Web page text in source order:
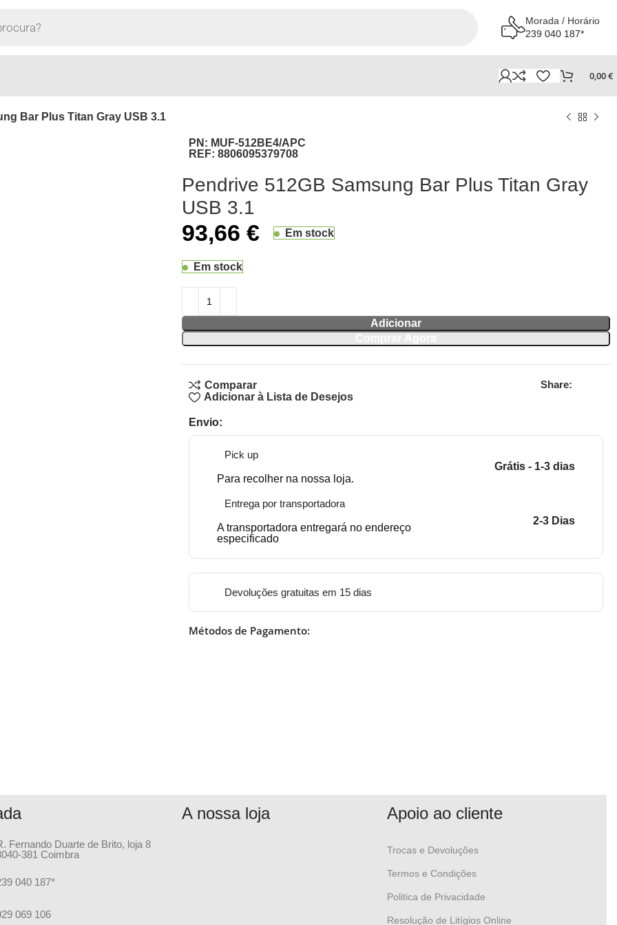
Morada / Horário
239 040 187*
0,00€
Bar Plus Titan Gray USB 3.1
PN: MUF-512BE4/APC
REF: 8806095379708
Pendrive 512GB Samsung Bar Plus Titan Gray
USB 3.1
93,66 € Em stock
Em stock
Adicionar
Comparar
Adicionar à Lista de Desejos
Share:
Envio:
Pick up
Para recolher na nossa loja.
Grátis - 1-3 dias
Entrega por transportadora
A transportadora entregará no endereço
especificado
2-3 Dias
Devoluções gratuitas em 15 dias
Métodos de Pagamento:
Fernando Duarte de Brito, loja 8
381 Coimbra
040 187*
069 106
A nossa loja Apoio ao cliente
Trocas e Devoluções
Termos e Condições
Politica de Privacidade
Resolução de Litígios Online